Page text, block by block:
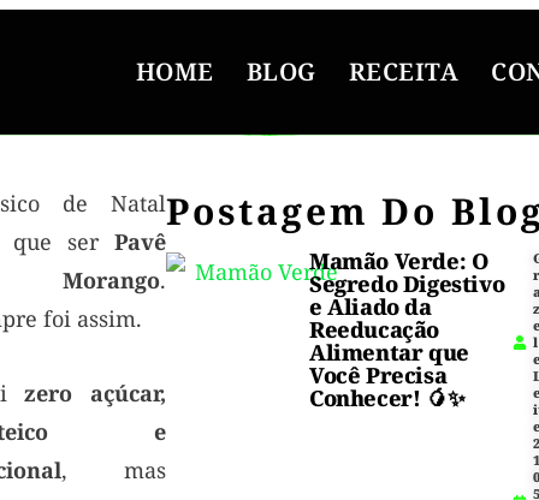
HOME BLOG RECEITA
de Natal
que serPavê
Morango.
foi assim.
zero açúcar,
e
, mas
Postagem Do
Mamão Verde: O
Segredo Digestivo
e Aliado da
Reeducação
Alimentar que
Você Precisa
Conhecer! 🥭✨
r
l
2
0